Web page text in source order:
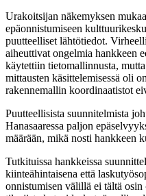
Urakoitsijan näkemyksen
epäonnistumiseen
puutteelliset lähtötiedot.
aiheuttivat ongelmia hankkeen
käytettiin tietomallinnusta,
mittausten käsittelemisessä oli
rakennemallin koordinaatistot
Puutteellisista suunnitelmista
Hanasaaressa paljon
määrään, mikä nosti hankkeen
Tutkituissa hankkeissa
kiinteähintaisena että
onnistumisen välillä ei tältä osin